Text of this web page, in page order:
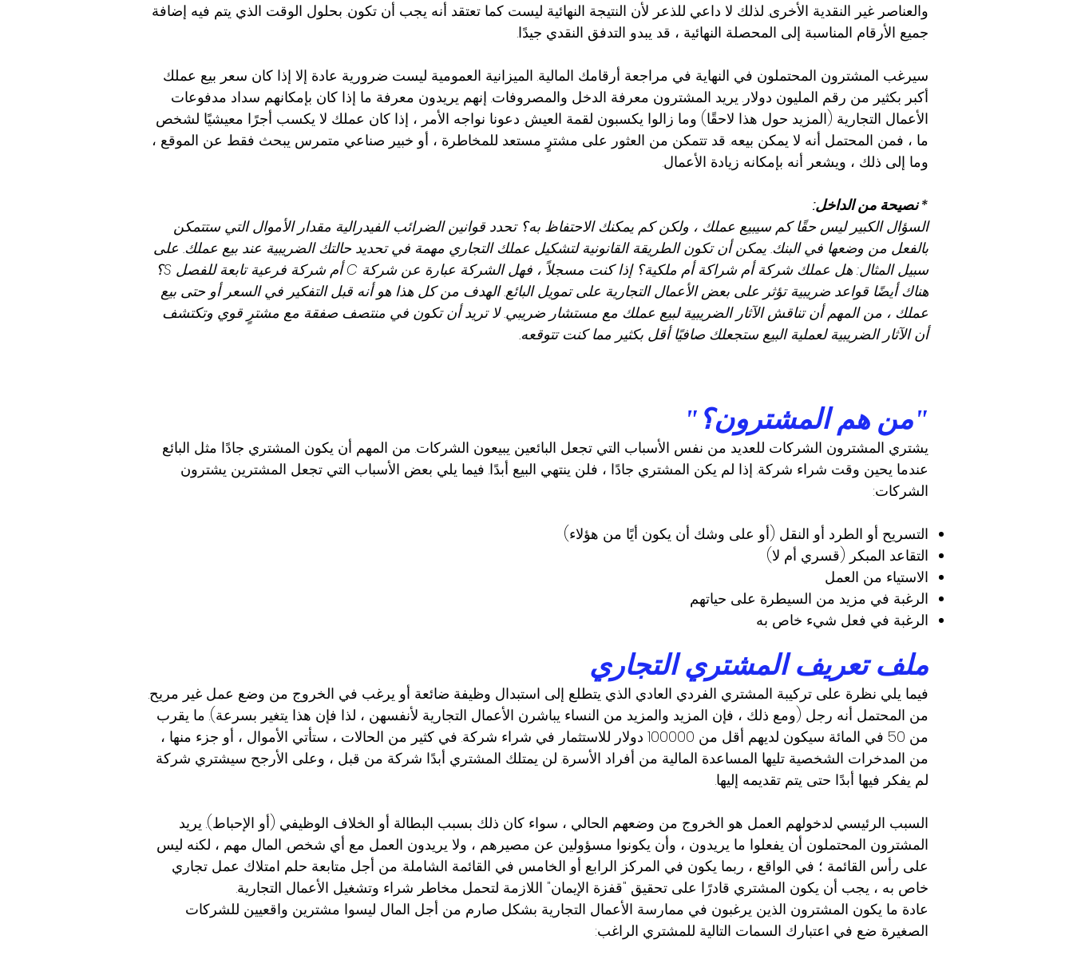
والعناصر غير النقدية الأخرى. لذلك لا داعي للذعر لأن النتيجة النهائية ليست كما تعتقد أنه يجب أن تكون. بحلول الوقت الذي يتم فيه إضافة
جميع الأرقام المناسبة إلى المحصلة النهائية ، قد يبدو التدفق النقدي جيدًا.
سيرغب المشترون المحتملون في النهاية في مراجعة أرقامك المالية. الميزانية العمومية ليست ضرورية عادة إلا إذا كان سعر بيع عملك
أكبر بكثير من رقم المليون دولار. يريد المشترون معرفة الدخل والمصروفات. إنهم يريدون معرفة ما إذا كان بإمكانهم سداد مدفوعات
الأعمال التجارية (المزيد حول هذا لاحقًا) وما زالوا يكسبون لقمة العيش. دعونا نواجه الأمر ، إذا كان عملك لا يكسب أجرًا معيشيًا لشخص
ما ، فمن المحتمل أنه لا يمكن بيعه. قد تتمكن من العثور على مشترٍ مستعد للمخاطرة ، أو خبير صناعي متمرس يبحث فقط عن الموقع ،
وما إلى ذلك ، ويشعر أنه بإمكانه زيادة الأعمال.
* نصيحة من الداخل:
السؤال الكبير ليس حقًا كم سيبيع عملك ، ولكن كم يمكنك الاحتفاظ به؟ تحدد قوانين الضرائب الفيدرالية مقدار الأموال التي ستتمكن
بالفعل من وضعها في البنك. يمكن أن تكون الطريقة القانونية لتشكيل عملك التجاري مهمة في تحديد حالتك الضريبية عند بيع عملك. على
سبيل المثال: هل عملك شركة أم شراكة أم ملكية؟ إذا كنت مسجلاً ، فهل الشركة عبارة عن شركة C أم شركة فرعية تابعة للفصل S؟
هناك أيضًا قواعد ضريبية تؤثر على بعض الأعمال التجارية على تمويل البائع. الهدف من كل هذا هو أنه قبل التفكير في السعر أو حتى بيع
عملك ، من المهم أن تناقش الآثار الضريبية لبيع عملك مع مستشار ضريبي. لا تريد أن تكون في منتصف صفقة مع مشترٍ قوي وتكتشف
أن الآثار الضريبية لعملية البيع ستجعلك صافيًا أقل بكثير مما كنت تتوقعه.
"من هم المشترون؟"
يشتري المشترون الشركات للعديد من نفس الأسباب التي تجعل البائعين يبيعون الشركات. من المهم أن يكون المشتري جادًا مثل البائع
عندما يحين وقت شراء شركة. إذا لم يكن المشتري جادًا ، فلن ينتهي البيع أبدًا. فيما يلي بعض الأسباب التي تجعل المشترين يشترون
الشركات:
التسريح أو الطرد أو النقل (أو على وشك أن يكون أيًا من هؤلاء)
التقاعد المبكر (قسري أم لا)
الاستياء من العمل
الرغبة في مزيد من السيطرة على حياتهم
الرغبة في فعل شيء خاص به
ملف تعريف المشتري التجاري
فيما يلي نظرة على تركيبة المشتري الفردي العادي الذي يتطلع إلى استبدال وظيفة ضائعة أو يرغب في الخروج من وضع عمل غير مريح.
من المحتمل أنه رجل (ومع ذلك ، فإن المزيد والمزيد من النساء يباشرن الأعمال التجارية لأنفسهن ، لذا فإن هذا يتغير بسرعة). ما يقرب
من 50 في المائة سيكون لديهم أقل من 100000 دولار للاستثمار في شراء شركة. في كثير من الحالات ، ستأتي الأموال ، أو جزء منها ،
من المدخرات الشخصية تليها المساعدة المالية من أفراد الأسرة. لن يمتلك المشتري أبدًا شركة من قبل ، وعلى الأرجح سيشتري شركة
لم يفكر فيها أبدًا حتى يتم تقديمه إليها.
السبب الرئيسي لدخولهم العمل هو الخروج من وضعهم الحالي ، سواء كان ذلك بسبب البطالة أو الخلاف الوظيفي (أو الإحباط). يريد
المشترون المحتملون أن يفعلوا ما يريدون ، وأن يكونوا مسؤولين عن مصيرهم ، ولا يريدون العمل مع أي شخص. المال مهم ، لكنه ليس
على رأس القائمة ؛ في الواقع ، ربما يكون في المركز الرابع أو الخامس في القائمة الشاملة. من أجل متابعة حلم امتلاك عمل تجاري
خاص به ، يجب أن يكون المشتري قادرًا على تحقيق "قفزة الإيمان" اللازمة لتحمل مخاطر شراء وتشغيل الأعمال التجارية.
عادة ما يكون المشترون الذين يرغبون في ممارسة الأعمال التجارية بشكل صارم من أجل المال ليسوا مشترين واقعيين للشركات
الصغيرة. ضع في اعتبارك السمات التالية للمشتري الراغب: